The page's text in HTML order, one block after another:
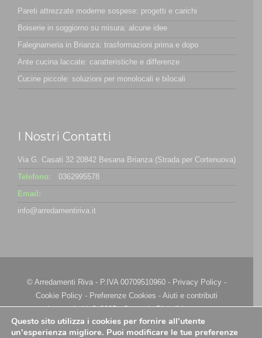
Pareti attrezzate moderne sospese: progetti e carichi
Boiserie in soggiorno su misura: alcune idee
Falegnameria in Brianza: trasformazioni prima e dopo
Ante cucina laccate: caratteristiche e differenze
Cucine piccole: soluzioni per monolocali e bilocali
I Nostri Contatti
Via G. Casati 32 20842 Besana Brianza (Strada per Cortenuova)
Telefono:
0362995578
Email:
info@arredamentiriva.it
© Arredamenti Riva - P.IVA 00709510960 - Privacy Policy -
Cookie Policy - Preferenze Cookies - Aiuti e contributi
riconosciuti| @ 2025 - Strategie Digitali Innovea
Questo sito utilizza i cookies per fornire all'utente
un'esperienza migliore. Puoi modificare le tue preferenze